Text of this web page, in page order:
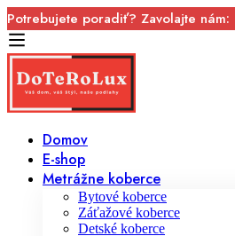
Potrebujete poradiť? Zavolajte nám:
Domov
E-shop
Metrážne koberce
Bytové koberce
Záťažové koberce
Detské koberce